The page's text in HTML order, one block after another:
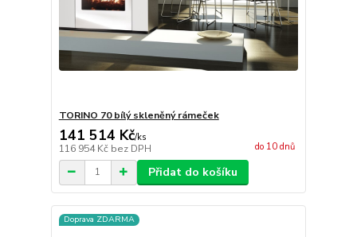
TORINO 70 bílý skleněný rámeček
141 514 Kč/ks
116 954 Kč bez DPH do 10 dnů
Přidat do košíku
Doprava ZDARMA